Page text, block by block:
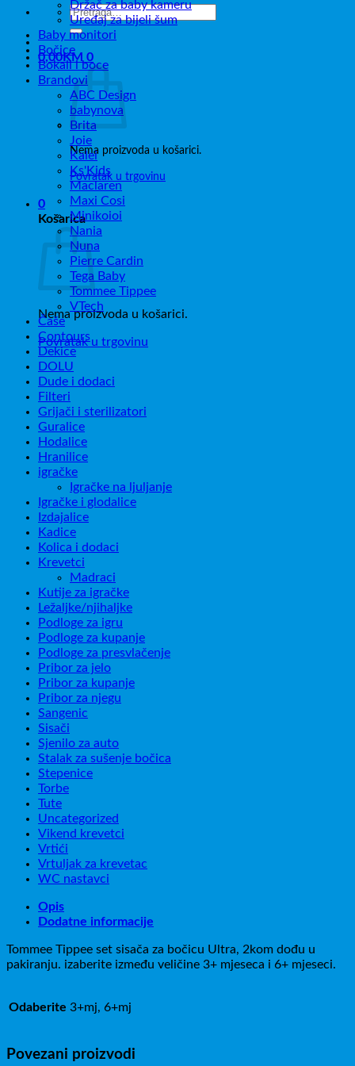
Pretraži:
0,00KM 0
Nema proizvoda u košarici.
Povratak u trgovinu
0
Košarica
Nema proizvoda u košarici.
Povratak u trgovinu
Držač za baby kameru
Uređaj za bijeli šum
Baby monitori
Bočice
Bokali i boce
Brandovi
ABC Design
babynova
Brita
Joie
Kalei
Ks'Kids
Maclaren
Maxi Cosi
Minikoioi
Nania
Nuna
Pierre Cardin
Tega Baby
Tommee Tippee
VTech
Čaše
Contours
Dekice
DOLU
Dude i dodaci
Filteri
Grijači i sterilizatori
Guralice
Hodalice
Hranilice
igračke
Igračke na ljuljanje
Igračke i glodalice
Izdajalice
Kadice
Kolica i dodaci
Krevetci
Madraci
Kutije za igračke
Ležaljke/njihaljke
Podloge za igru
Podloge za kupanje
Podloge za presvlačenje
Pribor za jelo
Pribor za kupanje
Pribor za njegu
Sangenic
Sisači
Sjenilo za auto
Stalak za sušenje bočica
Stepenice
Torbe
Tute
Uncategorized
Vikend krevetci
Vrtići
Vrtuljak za krevetac
WC nastavci
Opis
Dodatne informacije
Tommee Tippee set sisača za bočicu Ultra, 2kom dođu u
pakiranju. izaberite između veličine 3+ mjeseca i 6+ mjeseci.
Odaberite 3+mj, 6+mj
Povezani proizvodi